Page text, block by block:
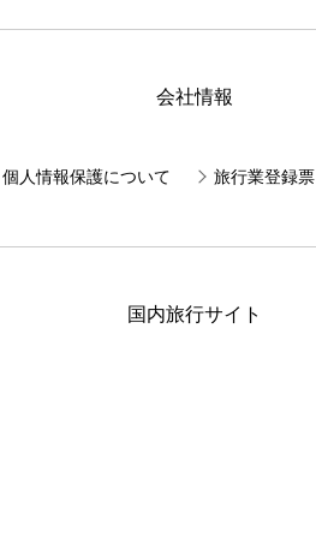
会社情報
個人情報保護について 旅行業登録票
国内旅行サイト